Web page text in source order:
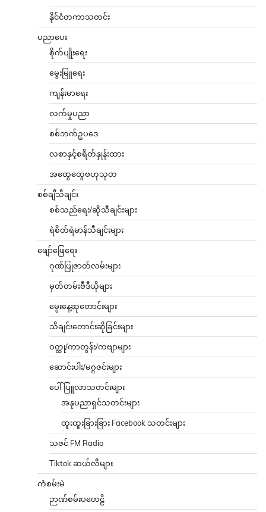
နိုင်ငံတကာသတင်း
ပညာပေး
စိုက်ပျိုးရေး
မွေးမြူရေး
ကျန်းမာရေး
လက်မှုပညာ
စစ်ဘက်ဥပဒေ
လစာနှင့်စရိတ်နှုန်းထား
အထွေထွေဗဟုသုတ
စစ်ချီသီချင်း
စစ်သည်ရေး/ဆိုသီချင်းများ
ရဲစိတ်ရဲမာန်သီချင်းများ
ဖျော်ဖြေရေး
ဂုဏ်ပြုဇာတ်လမ်းများ
မှတ်တမ်းဗီဒီယိုများ
မွေးနေ့ဆုတောင်းများ
သီချင်းတောင်းဆိုခြင်းများ
ဝတ္ထု/ကာတွန်း/ကဗျာများ
ဆောင်းပါး/မဂ္ဂဇင်းများ
ပေါ်ပြူလာသတင်းများ
အနုပညာရှင်သတင်းများ
ထူးထူးခြားခြား Facebook သတင်းများ
သဇင် FM Radio
Tiktok ဆယ်လီများ
ကံစမ်းမဲ
ဉာဏ်စမ်းပဟေဠိ